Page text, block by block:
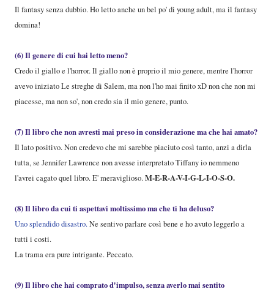
Il fantasy senza dubbio. Ho letto anche un bel po' di young adult, ma il fantasy
domina!
(6) Il genere di cui hai letto meno?
Credo il giallo e l'horror. Il giallo non è proprio il mio genere, mentre l'horror
avevo iniziato Le streghe di Salem, ma non l'ho mai finito xD non che non mi
piacesse, ma non so', non credo sia il mio genere, punto.
(7) Il libro che non avresti mai preso in considerazione ma che hai amato?
Il lato positivo. Non credevo che mi sarebbe piaciuto così tanto, anzi a dirla
tutta, se Jennifer Lawrence non avesse interpretato Tiffany io nemmeno
l'avrei cagato quel libro. E' meraviglioso.M-E-R-A-V-I-G-L-I-O-S-O.
(8) Il libro da cui ti aspettavi moltissimo ma che ti ha deluso?
Uno splendido disastro.Ne sentivo parlare così bene e ho avuto leggerlo a
tutti i costi.
La trama era pure intrigante. Peccato.
(9) Il libro che hai comprato d'impulso, senza averlo mai sentito